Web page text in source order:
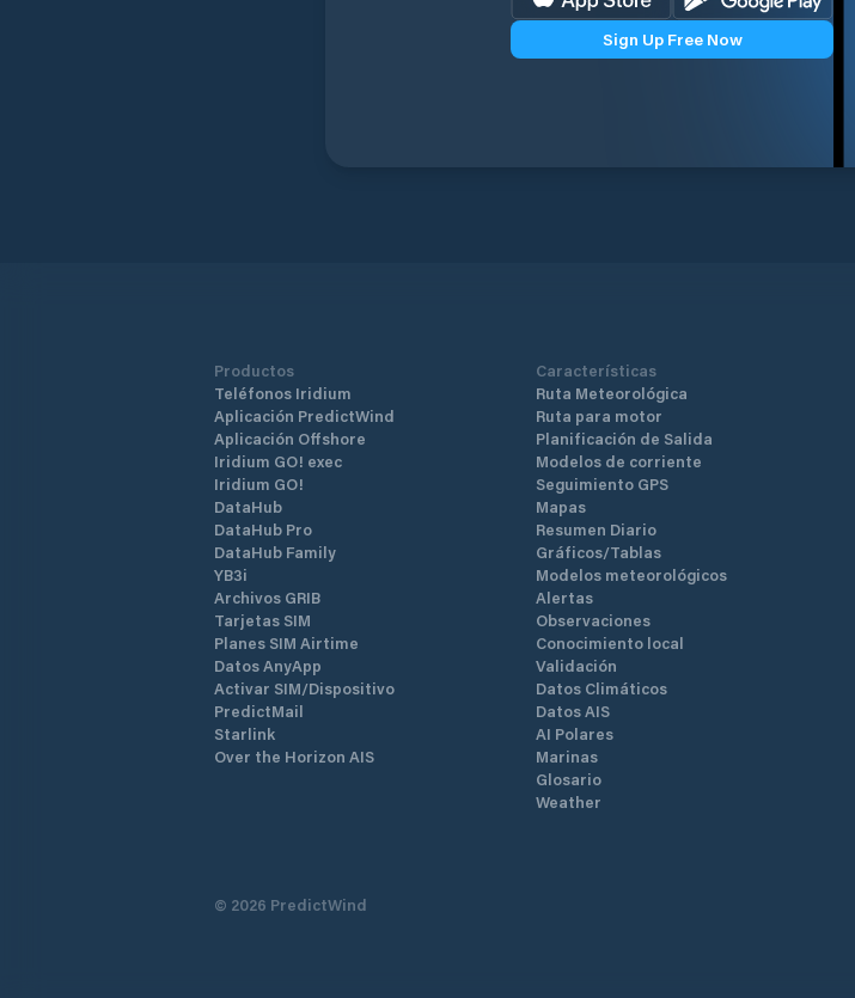
Sign Up Free Now
Productos
Teléfonos Iridium
Aplicación PredictWind
Aplicación Offshore
Iridium GO! exec
Iridium GO!
DataHub
DataHub Pro
DataHub Family
YB3i
Archivos GRIB
Tarjetas SIM
Planes SIM Airtime
Datos AnyApp
Activar SIM/Dispositivo
PredictMail
Starlink
Over the Horizon AIS
Características
Ruta Meteorológica
Ruta para motor
Planificación de Salida
Modelos de corriente
Seguimiento GPS
Mapas
Resumen Diario
Gráficos/Tablas
Modelos meteorológicos
Alertas
Observaciones
Conocimiento local
Validación
Datos Climáticos
Datos AIS
AI Polares
Marinas
Glosario
Weather
© 2026 PredictWind